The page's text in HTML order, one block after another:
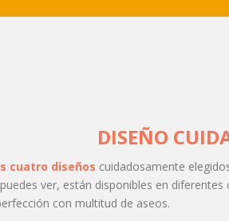
DISEÑO
cuatro diseños cuidadosamente
ver, están disponibles en diferentes
con multitud de aseos.